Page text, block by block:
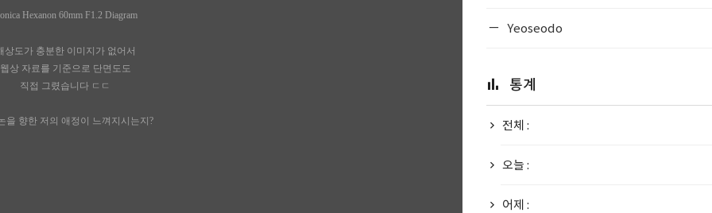
Hexanon 60mm F1.2 Diagram
상도가 충분한 이미지가 없어서
웹상 자료를 기준으로 단면도도
직접 그렸습니다 ㄷㄷ
을 향한 저의 애정이 느껴지시는지?
Yeoseodo
통계
전체 :
오늘 :
어제 :